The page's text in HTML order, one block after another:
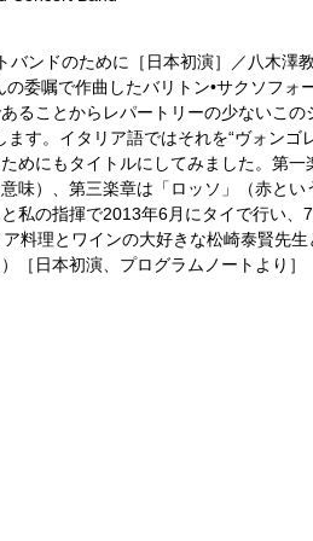
ンドのために［日本初演］／八木澤
委嘱で作曲したバリトン•サクソフォ
ることからレパートリーの少ないこ
ます。イタリア語ではそれを“ヴォン
めにもタイトルにしてみました。第
味）、第三楽章は「ロッソ」（赤と
私の指揮で2013年6月にタイで行い
料理とワインの大好きな松崎泰賢先
［日本初演、プログラムノートより］